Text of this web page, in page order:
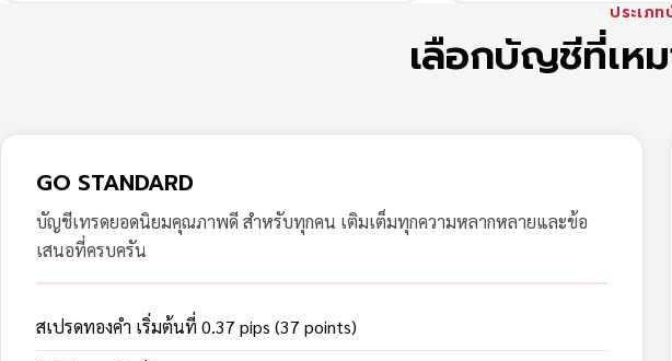
ประเภ
เลือกบัญชีที่เห
GO STANDARD
บัญชีเทรดยอดนิยมคุณภาพดี สำหรับทุกคน เติมเต็มทุกความหลากหลายและข้อ
เสนอที่ครบครัน
สเปรดทองคำ เริ่มต้นที่ 0.37 pips (37 points)